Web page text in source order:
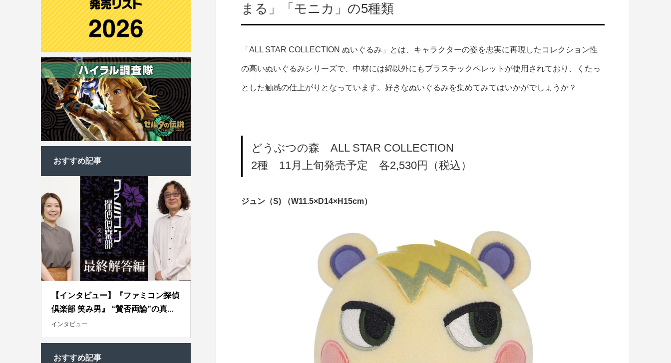
まる」「モニカ」の5種類
「ALL STAR COLLECTION ぬいぐるみ」とは、キャラクターの姿を忠実に再現したコレクション性
の高いぬいぐるみシリーズで、中材には綿以外にもプラスチックペレットが使用されており、くたっ
とした触感の仕上がりとなっています。好きなぬいぐるみを集めてみてはいかがでしょうか？
どうぶつの森 ALL STAR COLLECTION
2種 11月上旬発売予定 各2,530円（税込）
ジュン（S) （W11.5×D14×H15cm）
おすすめ記事
【インタビュー】『ファミコン探偵
倶楽部 笑み男』 “賛否両論”の真...
インタビュー
おすすめ記事